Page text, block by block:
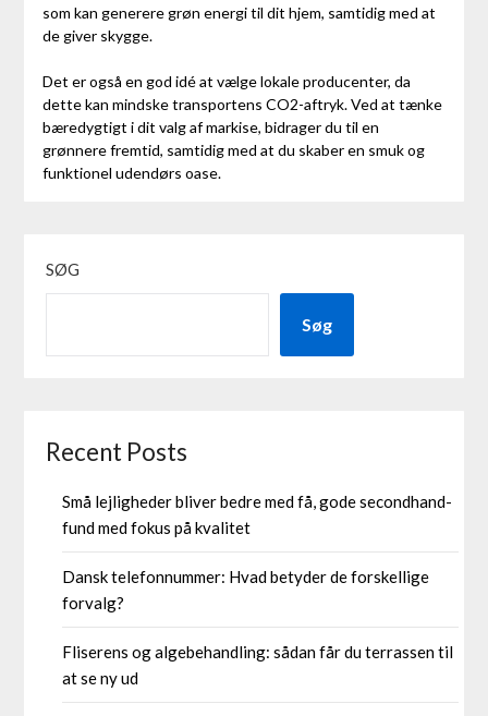
som kan generere grøn energi til dit hjem, samtidig med at
de giver skygge.
Det er også en god idé at vælge lokale producenter, da
dette kan mindske transportens CO2-aftryk. Ved at tænke
bæredygtigt i dit valg af markise, bidrager du til en
grønnere fremtid, samtidig med at du skaber en smuk og
funktionel udendørs oase.
SØG
Søg
Recent Posts
Små lejligheder bliver bedre med få, gode secondhand-
fund med fokus på kvalitet
Dansk telefonnummer: Hvad betyder de forskellige
forvalg?
Fliserens og algebehandling: sådan får du terrassen til
at se ny ud